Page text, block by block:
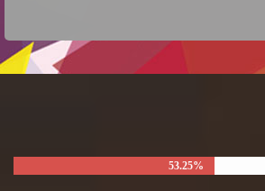
53.25%